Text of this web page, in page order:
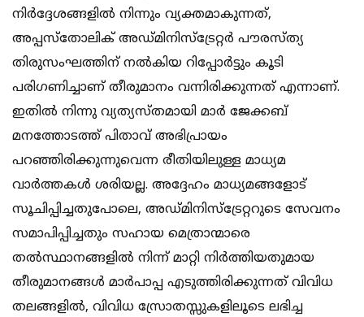
നിര്‍ദ്ദേശങ്ങളില്‍ നിന്നും വ്യക്തമാകുന്നത്,
അപ്പസ്‌തോലിക് അഡ്മിനിസ്‌ട്രേറ്റര്‍ പൗരസ്ത്യ
തിരുസംഘത്തിന് നല്‍കിയ റിപ്പോര്‍ട്ടും കൂടി
പരിഗണിച്ചാണ് തീരുമാനം വന്നിരിക്കുന്നത് എന്നാണ്.
ഇതില്‍ നിന്നു വ്യത്യസ്തമായി മാര്‍ ജേക്കബ്
മനത്തോടത്ത് പിതാവ് അഭിപ്രായം
പറഞ്ഞിരിക്കുന്നുവെന്ന രീതിയിലുള്ള മാധ്യമ
വാര്‍ത്തകള്‍ ശരിയല്ല. അദ്ദേഹം മാധ്യമങ്ങളോട്
സൂചിപ്പിച്ചതുപോലെ, അഡ്മിനിസ്‌ട്രേറ്ററുടെ സേവനം
സമാപിപ്പിച്ചതും സഹായ മെത്രാന്മാരെ
തല്‍സ്ഥാനങ്ങളില്‍ നിന്ന് മാറ്റി നിര്‍ത്തിയതുമായ
തീരുമാനങ്ങള്‍ മാര്‍പാപ്പ എടുത്തിരിക്കുന്നത് വിവിധ
തലങ്ങളില്‍, വിവിധ സ്രോതസ്സുകളിലൂടെ ലഭിച്ച